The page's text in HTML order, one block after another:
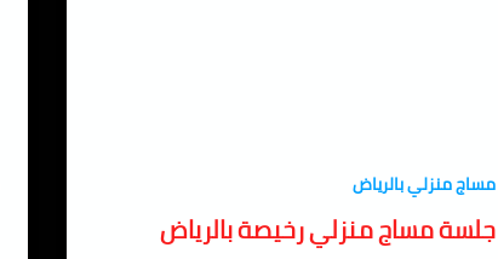
مساج منزلي بالرياض
جلسة مساج منزلي رخيصة بالرياض